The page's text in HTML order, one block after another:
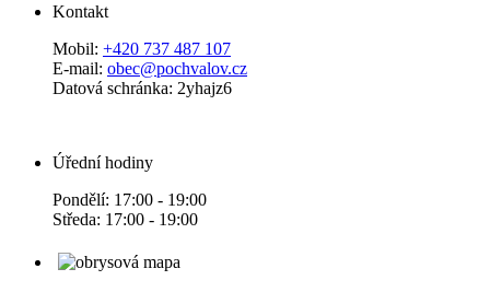
Kontakt
Mobil: +420 737 487 107
E-mail: obec@pochvalov.cz
Datová schránka: 2yhajz6
Úřední hodiny
Pondělí: 17:00 - 19:00
Středa: 17:00 - 19:00